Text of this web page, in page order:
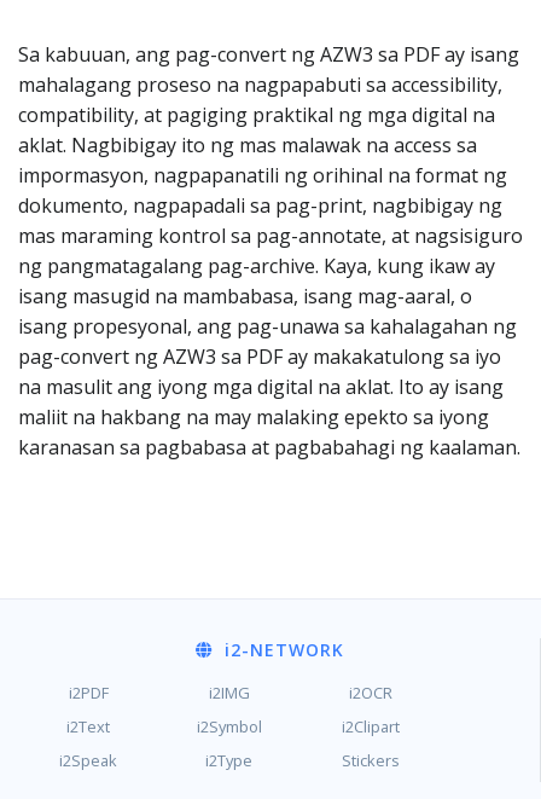
Sa kabuuan, ang pag-convert ng AZW3 sa PDF ay isang
mahalagang proseso na nagpapabuti sa accessibility,
compatibility, at pagiging praktikal ng mga digital na
aklat. Nagbibigay ito ng mas malawak na access sa
impormasyon, nagpapanatili ng orihinal na format ng
dokumento, nagpapadali sa pag-print, nagbibigay ng
mas maraming kontrol sa pag-annotate, at nagsisiguro
ng pangmatagalang pag-archive. Kaya, kung ikaw ay
isang masugid na mambabasa, isang mag-aaral, o
isang propesyonal, ang pag-unawa sa kahalagahan ng
pag-convert ng AZW3 sa PDF ay makakatulong sa iyo
na masulit ang iyong mga digital na aklat. Ito ay isang
maliit na hakbang na may malaking epekto sa iyong
karanasan sa pagbabasa at pagbabahagi ng kaalaman.
i2-NETWORK
i2PDF i2IMG
i2OCR
i2Text
i2Symbol
i2Clipart
i2Speak
i2Type Stickers